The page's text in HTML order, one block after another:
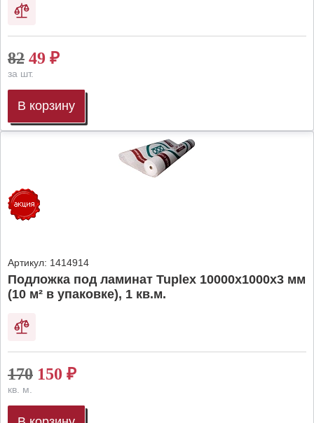
82 49 ₽
за шт.
В корзину
Артикул: 1414914
Подложка под ламинат Tuplex 10000x1000x3 мм
(10 м² в упаковке), 1 кв.м.
170 150 ₽
кв. м.